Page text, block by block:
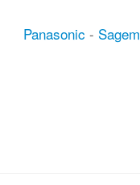
Panasonic - Sagem